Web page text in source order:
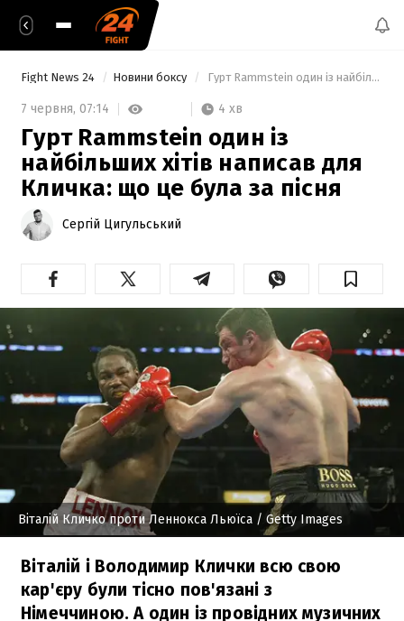
Fight News 24 Новини боксу Гурт Rammstein один із найбільших хітів написав для Кличка: що це була за пісня
7 червня, 07:14 4 хв
Гурт Rammstein один із
найбільших хітів написав для
Кличка: що це була за пісня
Сергій Цигульський
Віталій Кличко проти Леннокса Льюїса / Getty Images
Віталій і Володимир Клички всю свою
кар'єру були тісно пов'язані з
Німеччиною. А один із провідних музичних